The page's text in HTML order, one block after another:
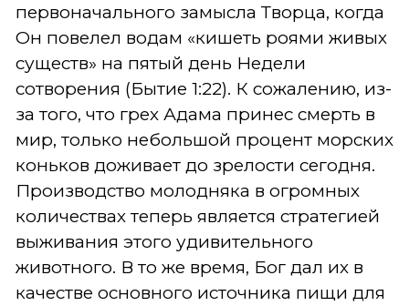
первоначального замысла Творца, когда
Он повелел водам «кишеть роями живых
существ» на пятый день Недели
сотворения (Бытие 1:22). К сожалению, из-
за того, что грех Адама принес смерть в
мир, только небольшой процент морских
коньков доживает до зрелости сегодня.
Производство молодняка в огромных
количествах теперь является стратегией
выживания этого удивительного
животного. В то же время, Бог дал их в
качестве основного источника пищи для